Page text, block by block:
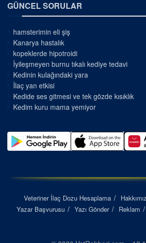
GÜNCEL SORULAR
hamsterimin eli şiş
Kanarya hastalık
kopeklerde hipotroidi
İyileşmeyen burnu tıkalı kediye tedavi
Kedinin kulağındaki yara
İlaç yan etkisi
Kedide ses gitmesi ve tek gözde kısıklık
Kedim kuru mama yemiyor
Veteriner İlaç Dozu Hesaplama
Yazar Başvurusu
Yazı Gönder Reklam